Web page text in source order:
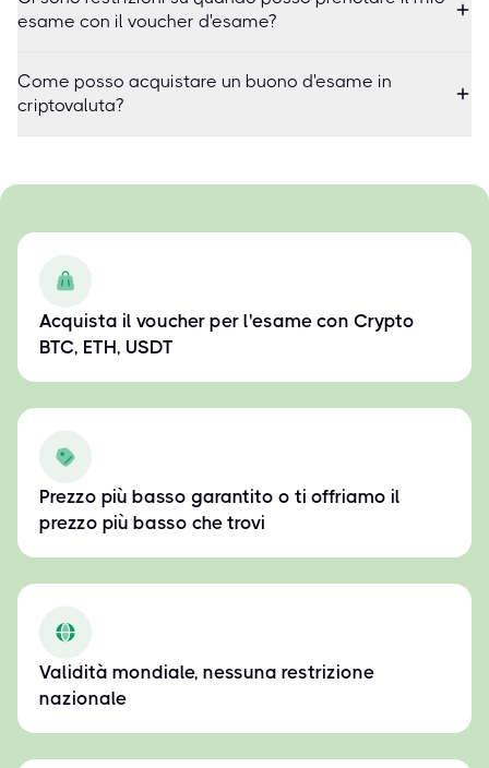
esame con il voucher d'esame?
Come posso acquistare un buono d'esame in
criptovaluta?
Acquista il voucher per l'esame con Crypto
BTC, ETH, USDT
Prezzo più basso garantito o ti offriamo il
prezzo più basso che trovi
Validità mondiale, nessuna restrizione
nazionale